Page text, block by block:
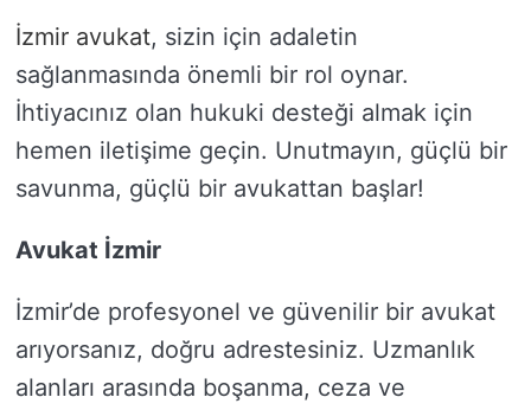
İzmir avukat, sizin için adaletin
sağlanmasında önemli bir rol oynar.
İhtiyacınız olan hukuki desteği almak için
hemen iletişime geçin. Unutmayın, güçlü bir
savunma, güçlü bir avukattan başlar!
Avukat İzmir
İzmir’de profesyonel ve güvenilir bir avukat
arıyorsanız, doğru adrestesiniz. Uzmanlık
alanları arasında boşanma, ceza ve